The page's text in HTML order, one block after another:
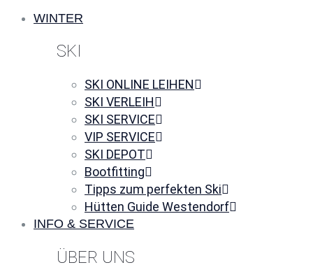
WINTER
SKI
SKI ONLINE LEIHEN
SKI VERLEIH
SKI SERVICE
VIP SERVICE
SKI DEPOT
Bootfitting
Tipps zum perfekten Ski
Hütten Guide Westendorf
INFO & SERVICE
ÜBER UNS